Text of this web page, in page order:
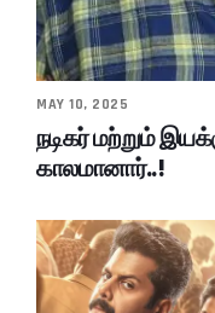
MAY 10, 2025
நடிகர் மற்றும்
காலமானார்..!